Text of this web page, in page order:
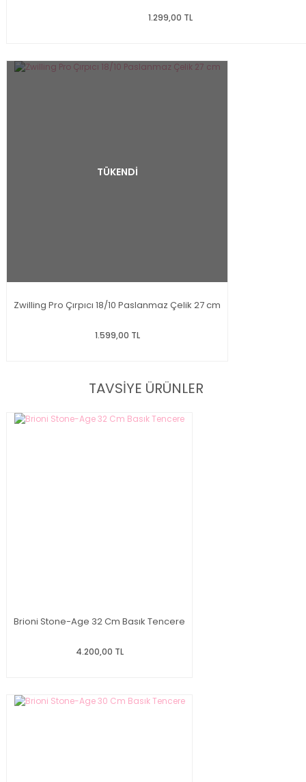
1.299,00 TL
TÜKENDİ
Zwilling Pro Çırpıcı 18/10 Paslanmaz Çelik 27 cm
1.599,00 TL
TAVSİYE ÜRÜNLER
Brioni Stone-Age 32 Cm Basık Tencere
4.200,00 TL